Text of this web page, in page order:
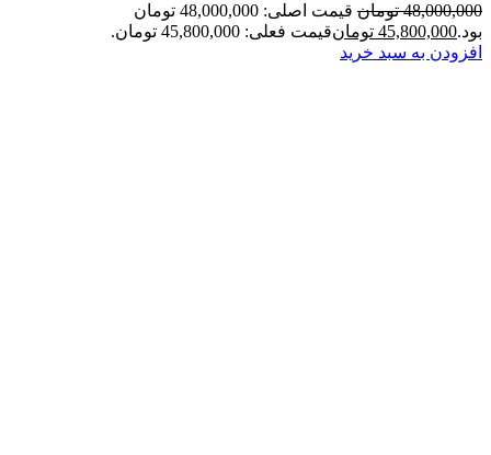
48,000,000 تومان
قیمت اصلی: 48,000,000 تومان
بود.45,800,000 تومانقیمت فعلی: 45,800,000 تومان.
افزودن به سبد خرید